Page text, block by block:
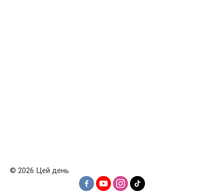
© 2026 Цей день